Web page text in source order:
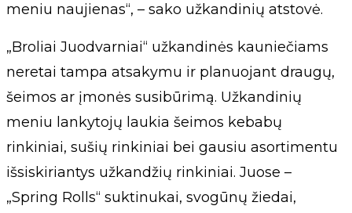
meniu naujienas“, – sako užkandinių atstovė.
„Broliai Juodvarniai“ užkandinės kauniečiams
neretai tampa atsakymu ir planuojant draugų,
šeimos ar įmonės susibūrimą. Užkandinių
meniu lankytojų laukia šeimos kebabų
rinkiniai, sušių rinkiniai bei gausiu asortimentu
išsiskiriantys užkandžių rinkiniai. Juose –
„Spring Rolls“ suktinukai, svogūnų žiedai,